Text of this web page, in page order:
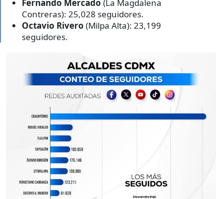
Fernando Mercado (La Magdalena
Contreras): 25,028 seguidores.
Octavio Rivero (Milpa Alta): 23,199
seguidores.